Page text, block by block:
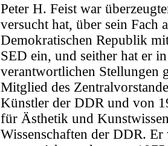
Peter H. Feist war
versucht hat, über sein Fach
Demokratischen Republik
SED ein, und seither hat er
verantwortlichen Stellungen
Mitglied des
Künstler der DDR und von
für Ästhetik und
Wissenschaften der DDR.